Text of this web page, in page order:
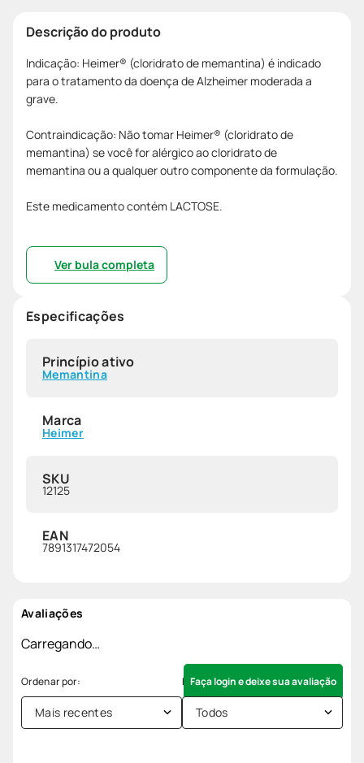
Descrição do produto
Indicação: Heimer® (cloridrato de memantina) é indicado
para o tratamento da doença de Alzheimer moderada a
grave.
Contraindicação: Não tomar Heimer® (cloridrato de
memantina) se você for alérgico ao cloridrato de
memantina ou a qualquer outro componente da formulação.
Este medicamento contém LACTOSE.
Ver bula completa
Especificações
Princípio ativo
Memantina
Marca
Heimer
SKU
12125
EAN
7891317472054
Avaliações
Carregando…
Faça login e deixe sua avaliação
Mais recentes Todos